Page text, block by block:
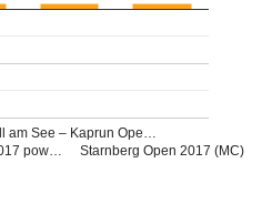
pow…
am See – Kaprun Ope…
Starnberg Open 2017 (MC)